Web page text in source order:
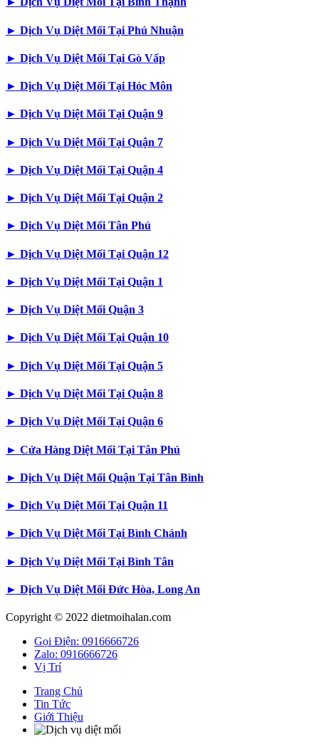
► Dịch Vụ Diệt Mối Tại Phú Nhuận
► Dịch Vụ Diệt Mối Tại Gò Vấp
► Dịch Vụ Diệt Mối Tại Hóc Môn
► Dịch Vụ Diệt Mối Tại Quận 9
► Dịch Vụ Diệt Mối Tại Quận 7
► Dịch Vụ Diệt Mối Tại Quận 4
► Dịch Vụ Diệt Mối Tại Quận 2
► Dịch Vụ Diệt Mối Tân Phú
► Dịch Vụ Diệt Mối Tại Quận 12
► Dịch Vụ Diệt Mối Tại Quận 1
► Dịch Vụ Diệt Mối Quận 3
► Dịch Vụ Diệt Mối Tại Quận 10
► Dịch Vụ Diệt Mối Tại Quận 5
► Dịch Vụ Diệt Mối Tại Quận 8
► Dịch Vụ Diệt Mối Tại Quận 6
► Cửa Hàng Diệt Mối Tại Tân Phú
► Dịch Vụ Diệt Mối Quận Tại Tân Bình
► Dịch Vụ Diệt Mối Tại Quận 11
► Dịch Vụ Diệt Mối Tại Bình Chánh
► Dịch Vụ Diệt Mối Tại Bình Tân
► Dịch Vụ Diệt Mối Đức Hòa, Long An
Copyright © 2022 dietmoihalan.com
Gọi Điện: 0916666726
Zalo: 0916666726
Vị Trí
Trang Chủ
Tin Tức
Giới Thiệu